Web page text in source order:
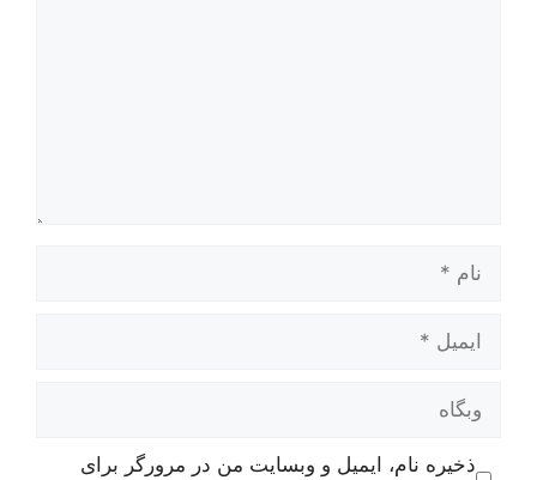
وبگاه
ذخیره نام، ایمیل و وبسایت من در مرورگر برای